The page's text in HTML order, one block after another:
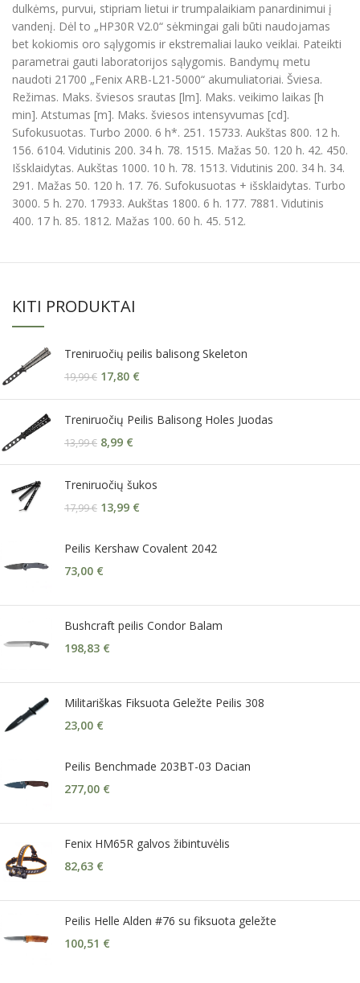
dulkėms, purvui, stipriam lietui ir trumpalaikiam panardinimui į
vandenį. Dėl to „HP30R V2.0“ sėkmingai gali būti naudojamas
bet kokiomis oro sąlygomis ir ekstremaliai lauko veiklai. Pateikti
parametrai gauti laboratorijos sąlygomis. Bandymų metu
naudoti 21700 „Fenix ARB-L21-5000“ akumuliatoriai. Šviesa.
Režimas. Maks. šviesos srautas [lm]. Maks. veikimo laikas [h
min]. Atstumas [m]. Maks. šviesos intensyvumas [cd].
Sufokusuotas. Turbo 2000. 6 h*. 251. 15733. Aukštas 800. 12 h.
156. 6104. Vidutinis 200. 34 h. 78. 1515. Mažas 50. 120 h. 42. 450.
Išsklaidytas. Aukštas 1000. 10 h. 78. 1513. Vidutinis 200. 34 h. 34.
291. Mažas 50. 120 h. 17. 76. Sufokusuotas + išsklaidytas. Turbo
3000. 5 h. 270. 17933. Aukštas 1800. 6 h. 177. 7881. Vidutinis
400. 17 h. 85. 1812. Mažas 100. 60 h. 45. 512.
KITI PRODUKTAI
Treniruočių peilis balisong Skeleton
19,99€ 17,80 €
Treniruočių Peilis Balisong Holes Juodas
13,99€ 8,99 €
Treniruočių šukos
17,99€ 13,99 €
Peilis Kershaw Covalent 2042
73,00 €
Bushcraft peilis Condor Balam
198,83 €
Militariškas Fiksuota Geležte Peilis 308
23,00 €
Peilis Benchmade 203BT-03 Dacian
277,00 €
Fenix HM65R galvos žibintuvėlis
82,63 €
Peilis Helle Alden #76 su fiksuota geležte
100,51 €